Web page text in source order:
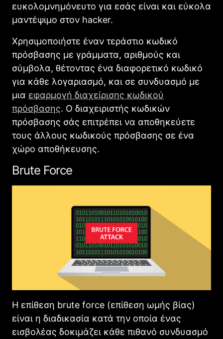
ευκολομνημόνευτο για εσάς είναι και εύκολα
μαντέψιμο στον hacker.
Χρησιμοποιήστε έναν τεράστιο κωδικό
πρόσβασης με γράμματα, αριθμούς και
σύμβολα, θέτοντας ένα διαφορετικό κωδικό
για κάθε λογαριασμό, και σε συνδυασμό με
μια εφαρμογή διαχείρισης κωδικού
πρόσβασης. Ο διαχειριστής κωδικών
πρόσβασης σάς επιτρέπει να αποθηκεύετε
τους άλλους κωδικούς πρόσβασης σε ένα
χώρο αποθήκευσης.
Brute Force
H επίθεση brute force (επίθεση ωμής βίας)
είναι η διαδικασία κατά την οποία ένας
εισβολέας δοκιμάζει κάθε πιθανό συνδυασμό